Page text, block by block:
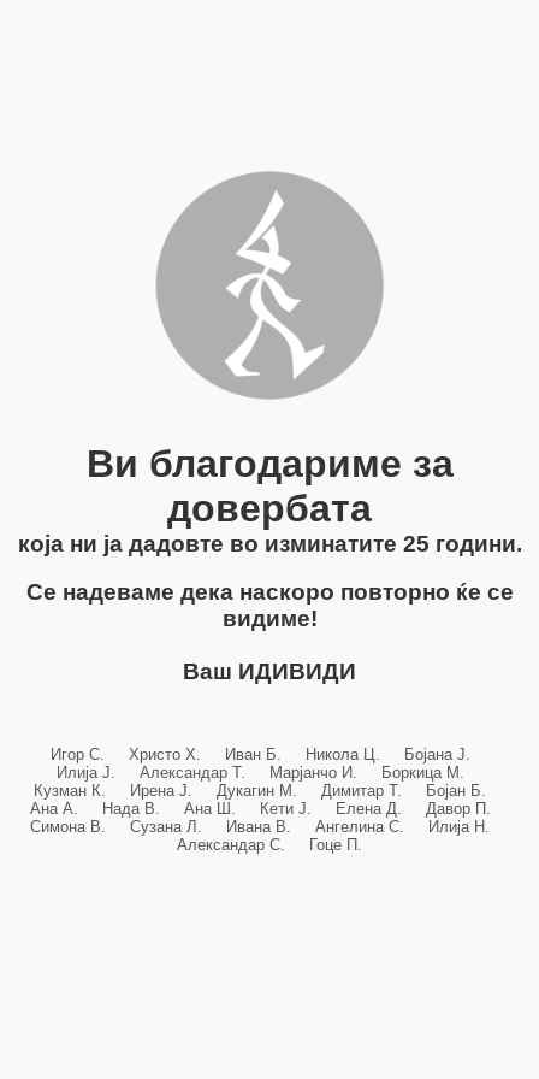
Ви благодариме за
довербата
која ни ја дадовте во изминатите 25 години.
Се надеваме дека наскоро повторно ќе се
видиме!
Ваш ИДИВИДИ
Игор С. Христо Х. Иван Б. Никола Ц. Бојана Ј.
Илија Ј. Александар Т. Марјанчо И. Боркица М.
Кузман К. Ирена Ј. Дукагин М. Димитар Т. Бојан Б.
Ана А. Нада В. Ана Ш. Кети Ј. Елена Д. Давор П.
Симона В. Сузана Л. Ивана В. Ангелина С. Илија Н.
Александар С. Гоце П.